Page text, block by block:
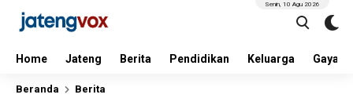
Home Jateng Berita Pendidikan Keluarga Gaya
Senin, 10 Agu 2026
Beranda Berita